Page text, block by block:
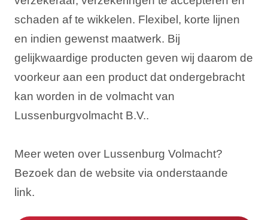
schaden af te wikkelen. Flexibel, korte lijnen
en indien gewenst maatwerk. Bij
gelijkwaardige producten geven wij daarom de
voorkeur aan een product dat ondergebracht
kan worden in de volmacht van
Lussenburgvolmacht B.V..
Meer weten over Lussenburg Volmacht?
Bezoek dan de website via onderstaande
link.